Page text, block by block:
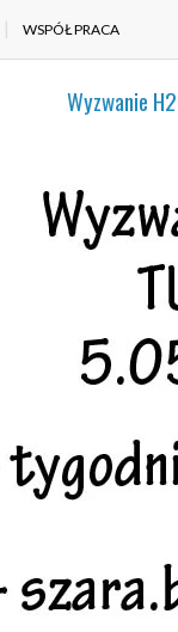
WSPÓŁPRACA
Wyzwanie